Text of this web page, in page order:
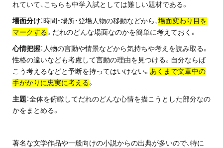
れていて、こちらも中学入試としては難しい題材である。
場面分け：時間・場所・登場人物の移動などから、場面変わり目を
マークする。だれのどんな場面なのかを簡単に考えておく。
心情把握：人物の言動や情景などから気持ちや考えを読み取る。
性格の違いなども考慮して言動の理由を見つける。自分ならば
こう考えるなどと予断を持ってはいけない。 あくまで文章中の
手がかりに忠実に考える。
主題：全体を俯瞰してだれのどんな心情を描こうとした部分なの
かをまとめる。
著名な文学作品や一般向けの小説からの出典が多いので、特に